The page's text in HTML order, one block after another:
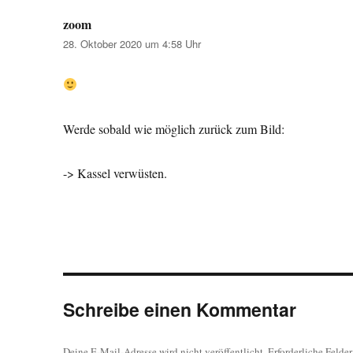
zoom
28. Oktober 2020 um 4:58 Uhr
Werde sobald wie möglich zurück zum Bild:
-> Kassel verwüsten.
Schreibe einen Kommentar